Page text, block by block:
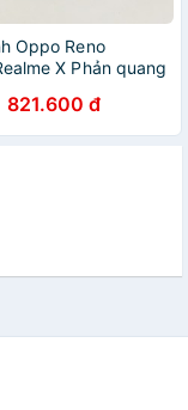
Oppo Reno
X Phản quang
821.600 đ